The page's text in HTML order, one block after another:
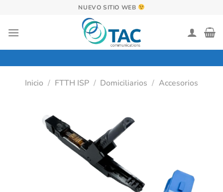
contenido
NUEVO SITIO WEB
Inicio / FTTH ISP / Domiciliarios / Accesorios